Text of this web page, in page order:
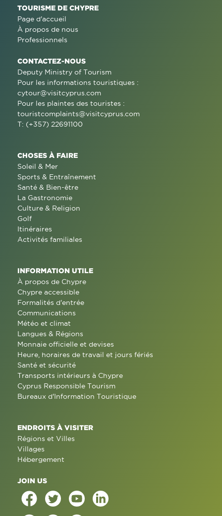
TOURISME DE CHYPRE
Page d'accueil
À propos de nous
Professionnels
CONTACTEZ-NOUS
Deputy Ministry of Tourism
Pour les informations touristiques :
cytour@visitcyprus.com
Pour les plaintes des touristes :
touristcomplaints@visitcyprus.com
T: (+357) 22691100
CHOSES À FAIRE
Soleil & Mer
Sports & Entraînement
Santé & Bien-être
La Gastronomie
Culture & Religion
Golf
Itinéraires
Activités familiales
INFORMATION UTILE
À propos de Chypre
Chypre accessible
Formalités d'entrée
Communications
Météo et climat
Langues & Régions
Monnaie officielle et devises
Heure, horaires de travail et jours fériés
Santé et sécurité
Transports intérieurs à Chypre
Cyprus Responsible Tourism
Bureaux d'Information Touristique
ENDROITS À VISITER
Régions et Villes
Villages
Hébergement
JOIN US